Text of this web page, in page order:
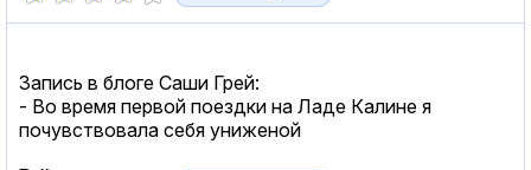
Запись в блоге Саши Грей:
- Во время первой поездки на Ладе Калине я
почувствовала себя униженой